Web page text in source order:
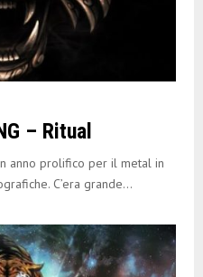
– Ritual
anno prolifico per il metal in
C’era grande...